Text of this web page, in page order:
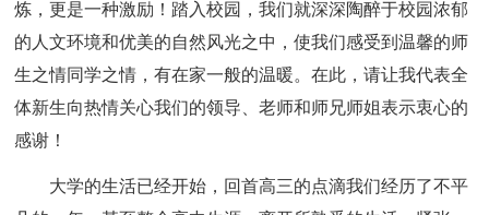
炼，更是一种激励！踏入校园，我们就深深陶醉于校园浓郁
的人文环境和优美的自然风光之中，使我们感受到温馨的师
生之情同学之情，有在家一般的温暖。在此，请让我代表全
体新生向热情关心我们的领导、老师和师兄师姐表示衷心的
感谢！
大学的生活已经开始，回首高三的点滴我们经历了不平